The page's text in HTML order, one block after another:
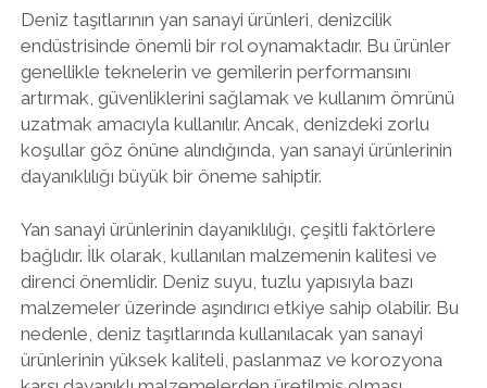
Deniz taşıtlarının yan sanayi ürünleri, denizcilik
endüstrisinde önemli bir rol oynamaktadır. Bu ürünler
genellikle teknelerin ve gemilerin performansını
artırmak, güvenliklerini sağlamak ve kullanım ömrünü
uzatmak amacıyla kullanılır. Ancak, denizdeki zorlu
koşullar göz önüne alındığında, yan sanayi ürünlerinin
dayanıklılığı büyük bir öneme sahiptir.
Yan sanayi ürünlerinin dayanıklılığı, çeşitli faktörlere
bağlıdır. İlk olarak, kullanılan malzemenin kalitesi ve
direnci önemlidir. Deniz suyu, tuzlu yapısıyla bazı
malzemeler üzerinde aşındırıcı etkiye sahip olabilir. Bu
nedenle, deniz taşıtlarında kullanılacak yan sanayi
ürünlerinin yüksek kaliteli, paslanmaz ve korozyona